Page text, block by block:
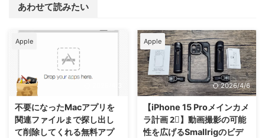
あわせて読みたい
Apple
2026/4/3
不要になったMacアプリを
関連ファイルまで探し出し
て削除してくれる無料アプ
Apple
2026/4/6
【iPhone 15 Proメインカメ
ラ計画 2⃣】動画撮影の可能
性を広げるSmallrigのビデ